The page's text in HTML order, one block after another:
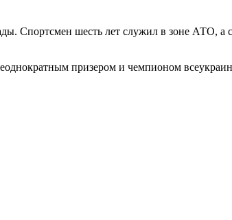
Спортсмен шесть лет служил в зоне АТО, а
призером и чемпионом